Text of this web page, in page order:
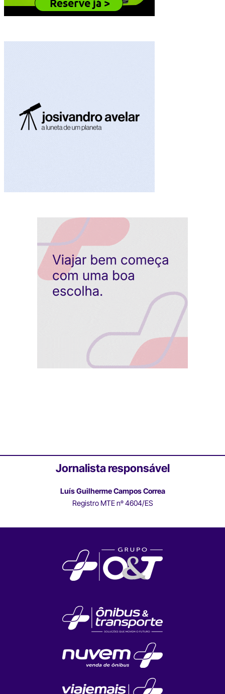
Jornalista responsável
Luís Guilherme Campos Correa
Registro MTE nº 4604/ES